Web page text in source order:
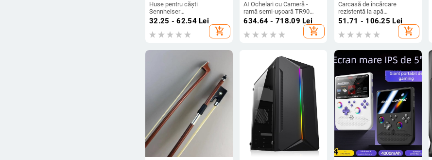
Huse pentru căști
Sennheiser
PXC550/PXC480/MB660,
perne din burete și husă din
piele
32.25 - 62.54Lei
add_shopping_cart
AI Ochelari cu Cameră -
ramă semi-ușoară TR90
(cameră 5 MP, 16GB
memorie, baterie 220mAh,
greutate 37g)
634.64 - 718.09 Lei
add_shopping_cart
Carcasă de încărcare
rezistentă la apă
SJ4000/SJ7000 pentru
camere de acțiune — include
carcasă rezistentă la apă,
conector etanș și cablu de
51.71 - 106.25 Lei
add_shopping_cart